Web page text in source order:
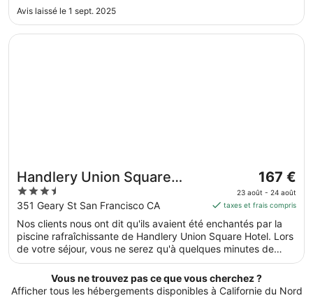
Avis laissé le 1 sept. 2025
Handlery Union Square
Hotel
3.5
out
of
5
351 Geary St San Francisco CA
Le
prix
est
de 167 €
par
nuit
août
au 24
167 €
23 août - 24 août
taxes et frais compris
Nos clients nous ont dit qu'ils avaient été enchantés par la
piscine rafraîchissante de Handlery Union Square Hotel. Lors
de votre séjour, vous ne serez qu'à quelques minutes de
marche de Place Union Square. Parmi les prestations de cet
hébergement, on compte l'accès Wi-Fi à Internet gratuit, une
piscine extérieure et un centre de fitness.
S’ouvre dans une nouvelle fenêtre
Handlery Union Square Hotel
Vous ne trouvez pas ce que vous cherchez ?
Afficher tous les hébergements disponibles à Californie du Nord